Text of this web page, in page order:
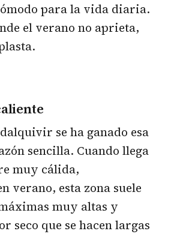
para la vida diaria.
el verano no aprieta,
se ha ganado esa
sencilla. Cuando llega
muy cálida,
verano, esta zona suele
muy altas y
seco que se hacen largas